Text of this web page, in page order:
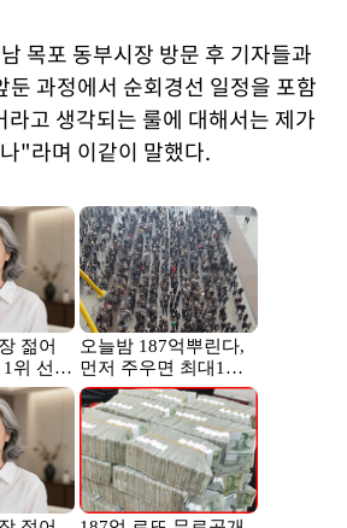
목포 동부시장 방문 후 기자들과
과정에서 순회경선 일정을 포함
라고 생각되는 룰에 대해서는 제가
"라며 이같이 말했다.